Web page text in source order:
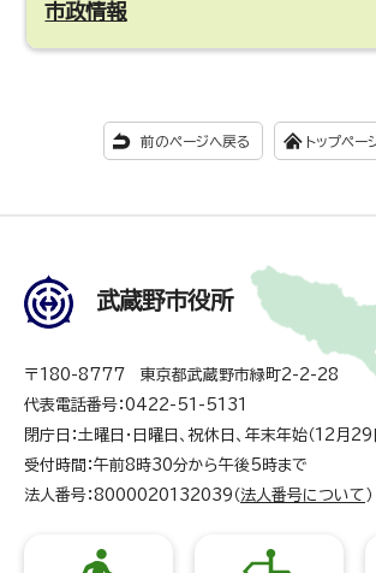
市政情報
前のページへ戻る トップペー
武蔵野市役所
〒180-8777 東京都武蔵野市緑町2-2-28
代表電話番号：0422-51-5131
閉庁日：土曜日・日曜日、祝休日、年末年始（12月
受付時間：午前8時30分から午後5時まで
法人番号：8000020132039（ 法人番号について ）